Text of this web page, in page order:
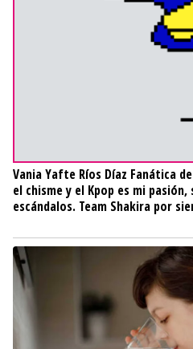
Vania Yafte Ríos Díaz Fanática
el chisme y el Kpop es mi
escándalos. Team Shakira por